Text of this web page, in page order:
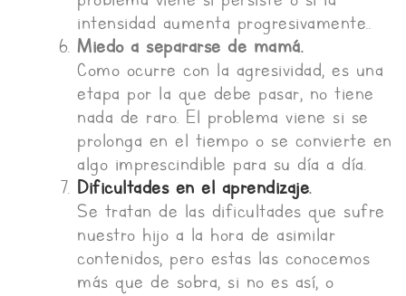
intensidad aumenta progresivamente..
Miedo a separarse de mamá.
Como ocurre con la agresividad, es una
etapa por la que debe pasar, no tiene
nada de raro. El problema viene si se
prolonga en el tiempo o se convierte en
algo imprescindible para su día a día.
Dificultades en el aprendizaje.
Se tratan de las dificultades que sufre
nuestro hijo a la hora de asimilar
contenidos, pero estas las conocemos
más que de sobra, si no es así, o